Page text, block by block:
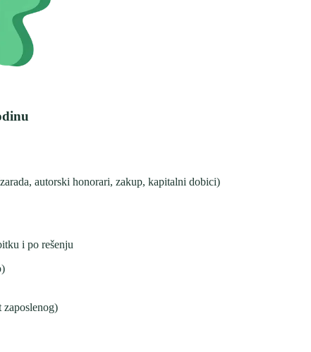
autorski honorari, zakup, kapitalni dobici)
i po rešenju
zaposlenog)